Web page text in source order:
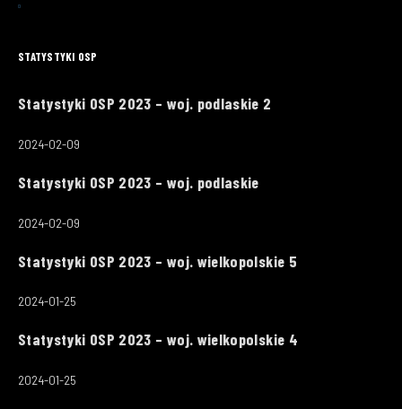
STATYSTYKI OSP
Statystyki OSP 2023 – woj. podlaskie 2
2024-02-09
Statystyki OSP 2023 – woj. podlaskie
2024-02-09
Statystyki OSP 2023 – woj. wielkopolskie 5
2024-01-25
Statystyki OSP 2023 – woj. wielkopolskie 4
2024-01-25